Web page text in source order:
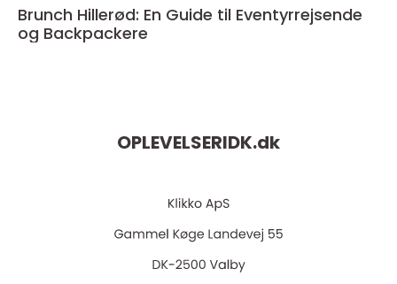
Brunch Hillerød: En Guide til Eventyrrejsende
og Backpackere
OPLEVELSERIDK.dk